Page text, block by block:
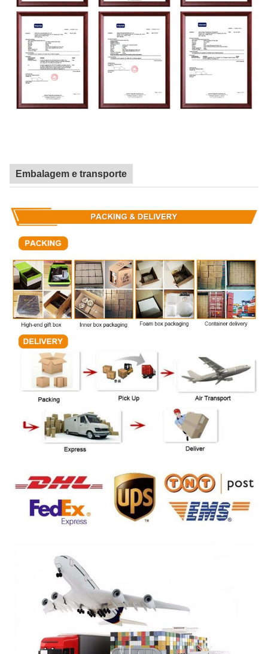
Embalagem e transporte